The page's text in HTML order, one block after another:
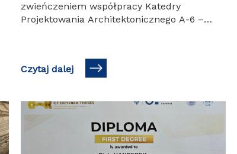
zwieńczeniem współpracy Katedry
Projektowania Architektonicznego A-6 –
Krakowskiego w Pobiedniku Wielkim.
Temat semestralny, realizowany przez…
Czytaj dalej